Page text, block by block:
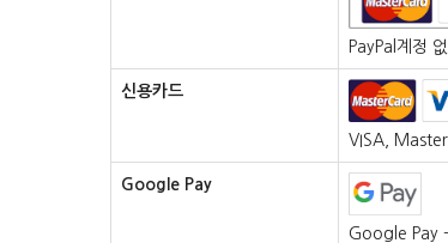
PayPal계정
신용카드
VISA,
Google Pay
Google Pay -